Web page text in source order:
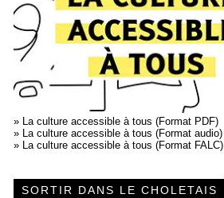
» La culture accessible à tous (Format PDF)
» La culture accessible à tous (Format audio)
» La culture accessible à tous (Format FALC)
SORTIR DANS LE CHOLETAIS